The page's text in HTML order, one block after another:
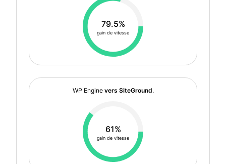
79.5%
gain de vitesse
WP Engine vers SiteGround.
61%
gain de vitesse